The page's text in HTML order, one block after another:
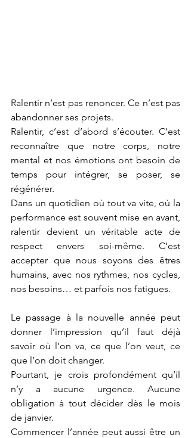
Ralentir n’est pas renoncer. Ce n’est pas
abandonner ses projets.
Ralentir, c’est d’abord s’écouter. C’est
reconnaître que notre corps, notre
mental et nos émotions ont besoin de
temps pour intégrer, se poser, se
régénérer.
Dans un quotidien où tout va vite, où la
performance est souvent mise en avant,
ralentir devient un véritable acte de
respect envers soi-même. C’est
accepter que nous soyons des êtres
humains, avec nos rythmes, nos cycles,
nos besoins… et parfois nos fatigues.
Le passage à la nouvelle année peut
donner l’impression qu’il faut déjà
savoir où l’on va, ce que l’on veut, ce
que l’on doit changer.
Pourtant, je crois profondément qu’il
n’y a aucune urgence. Aucune
obligation à tout décider dès le mois
de janvier.
Commencer l’année peut aussi être un